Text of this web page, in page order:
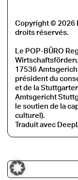
Copyright © 2026
droits réservés.
Le POP-BÜRO
17536
président du
et de la
Amtsgericht
le soutien de la
culturel).
Traduit avec